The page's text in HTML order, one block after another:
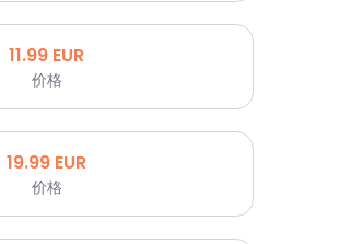
11.99 EUR
价格
19.99 EUR
价格